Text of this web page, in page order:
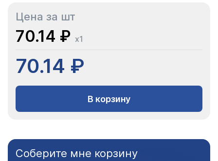
Цена за шт
70.14 ₽ x1
70.14 ₽
В корзину
Соберите мне корзину